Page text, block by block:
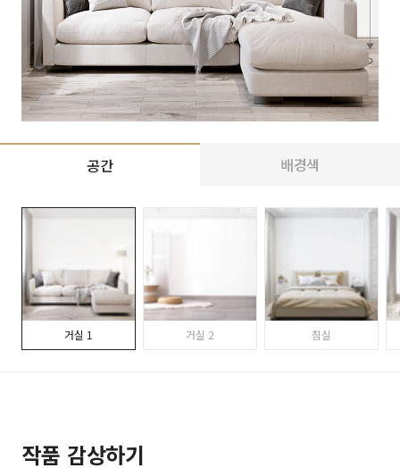
공간 배경색
거실 1 거실 2 침실
작품 감상하기